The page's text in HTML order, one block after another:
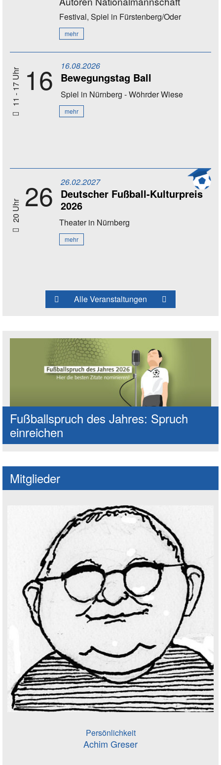
Festival, Spiel in Fürstenberg/Oder
mehr
11 - 17 Uhr 16 16.08.2026
Bewegungstag Ball
Spiel in Nürnberg - Wöhrder Wiese
mehr
20 Uhr 26 26.02.2027
Deutscher Fußball-Kulturpreis
2026
Theaterin Nürnberg
mehr
Alle Veranstaltungen
Fußballspruch des Jahres: Spruch
einreichen
Mitglieder
Persönlichkeit
Achim Greser